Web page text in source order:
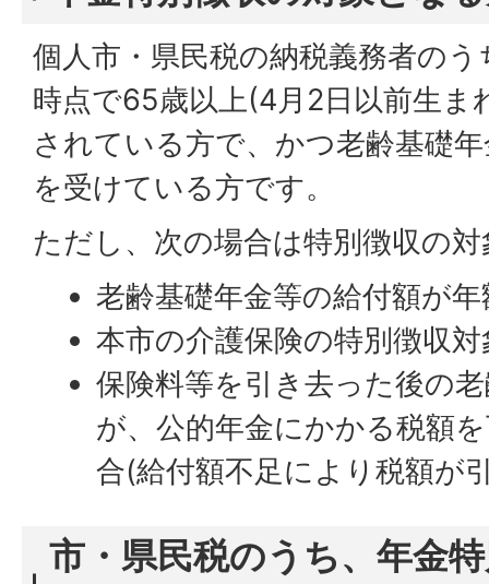
個人市・県民税の納税義務者の
時点で65歳以上(4月2日以前生ま
されている方で、かつ老齢基礎
を受けている方です。
ただし、次の場合は特別徴収の
老齢基礎年金等の給付額が
本市の介護保険の特別徴収
保険料等を引き去った後の
が、公的年金にかかる税額
合(給付額不足により税額が
市・県民税のうち、年金